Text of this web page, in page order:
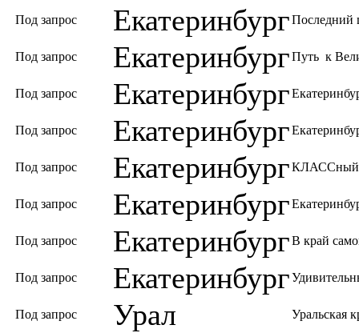
Под запрос ЕкатеринбургПоследний
Под запрос ЕкатеринбургПуть к
Под запрос Екатеринбург
Под запрос Екатеринбург
Под запрос ЕкатеринбургКЛАССный
Под запрос Екатеринбург
Под запрос ЕкатеринбургВ край
Под запрос Екатеринбург
Под запрос Урал Уральская